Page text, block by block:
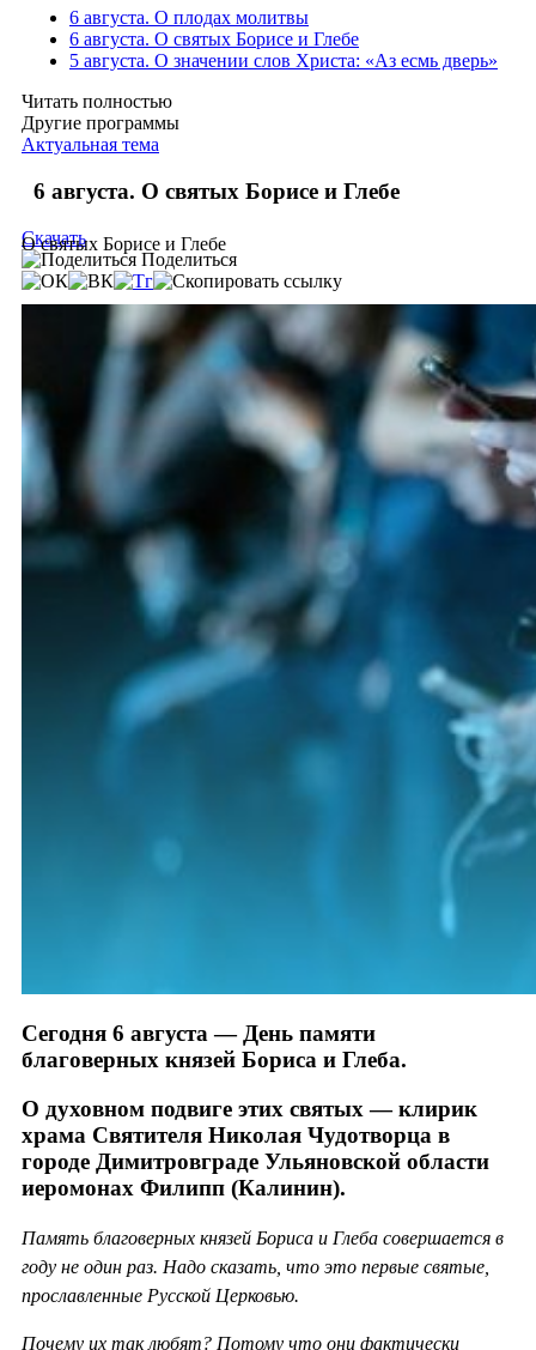
6 августа. О плодах молитвы
6 августа. О святых Борисе и Глебе
5 августа. О значении слов Христа: «Аз есмь дверь»
Читать полностью
Другие программы
Актуальная тема
6 августа. О святых Борисе и Глебе
О святых Борисе и Глебе
Скачать
Поделиться
Сегодня 6 августа — День памяти
благоверных князей Бориса и Глеба.
О духовном подвиге этих святых — клирик
храма Святителя Николая Чудотворца в
городе Димитровграде Ульяновской области
иеромонах Филипп (Калинин).
Память благоверных князей Бориса и Глеба совершается в
году не один раз. Надо сказать, что это первые святые,
прославленные Русской Церковью.
Почему их так любят? Потому что они фактически